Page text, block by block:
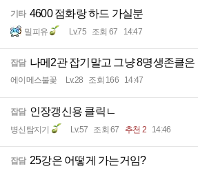
기타 4600 점화랑 하드 가실분
밀피유 Lv.75 조회 67 14:47
잡담 나메2관 잡기말고 그냥 8명생존클은
에이메스불꽃 Lv.28 조회 166 14:47
잡담 인장갱신용 클릭ㄴ
병신탐지기 Lv.57 조회 67 추천 2 14:46
잡담 25강은 어떻게 가는거임?